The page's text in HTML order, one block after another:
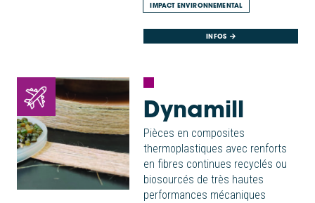
IMPACT ENVIRONNEMENTAL
INFOS
Dynamill
Pièces en composites
thermoplastiques avec renforts
en fibres continues recyclés ou
biosourcés de très hautes
performances mécaniques